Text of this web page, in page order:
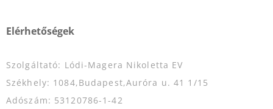
Elérhetőségek
Szolgáltató: Lódi-Magera Nikoletta EV
Székhely: 1084,Budapest,Auróra u. 41 1/15
Adószám: 53120786-1-42